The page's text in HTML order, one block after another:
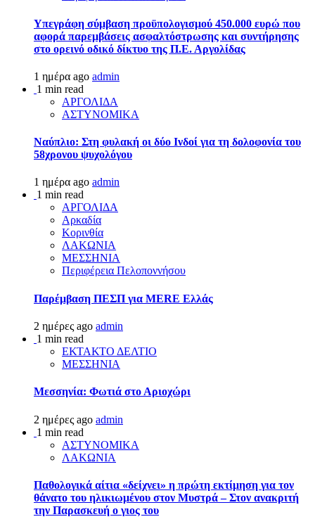
Υπεγράφη σύμβαση προϋπολογισμού 450.000 ευρώ που
αφορά παρεμβάσεις ασφαλτόστρωσης και συντήρησης
στο ορεινό οδικό δίκτυο της Π.Ε. Αργολίδας
1 ημέρα ago admin
1 min read
ΑΡΓΟΛΙΔΑ
ΑΣΤΥΝΟΜΙΚΑ
Ναύπλιο: Στη φυλακή οι δύο Ινδοί για τη δολοφονία του
58χρονου ψυχολόγου
1 ημέρα ago admin
1 min read
ΑΡΓΟΛΙΔΑ
Αρκαδία
Κορινθία
ΛΑΚΩΝΙΑ
ΜΕΣΣΗΝΙΑ
Περιφέρεια Πελοποννήσου
Παρέμβαση ΠΕΣΠ για MERE Ελλάς
2 ημέρες ago admin
1 min read
ΕΚΤΑΚΤΟ ΔΕΛΤΙΟ
ΜΕΣΣΗΝΙΑ
Μεσσηνία: Φωτιά στο Αριοχώρι
2 ημέρες ago admin
1 min read
ΑΣΤΥΝΟΜΙΚΑ
ΛΑΚΩΝΙΑ
Παθολογικά αίτια «δείχνει» η πρώτη εκτίμηση για τον
θάνατο του ηλικιωμένου στον Μυστρά – Στον ανακριτή
την Παρασκευή ο γιος του